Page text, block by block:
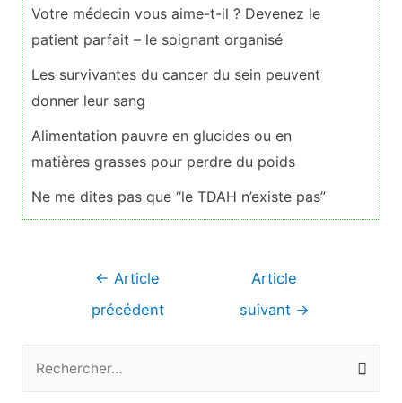
Votre médecin vous aime-t-il ? Devenez le
patient parfait – le soignant organisé
Les survivantes du cancer du sein peuvent
donner leur sang
Alimentation pauvre en glucides ou en
matières grasses pour perdre du poids
Ne me dites pas que “le TDAH n’existe pas”
Navigation
← Article
précédent
Article
suivant →